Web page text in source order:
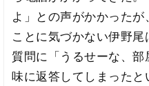
よ」との声がかかった
ことに気づかない伊野
質問に「うるせーな、
味に返答してしまったと